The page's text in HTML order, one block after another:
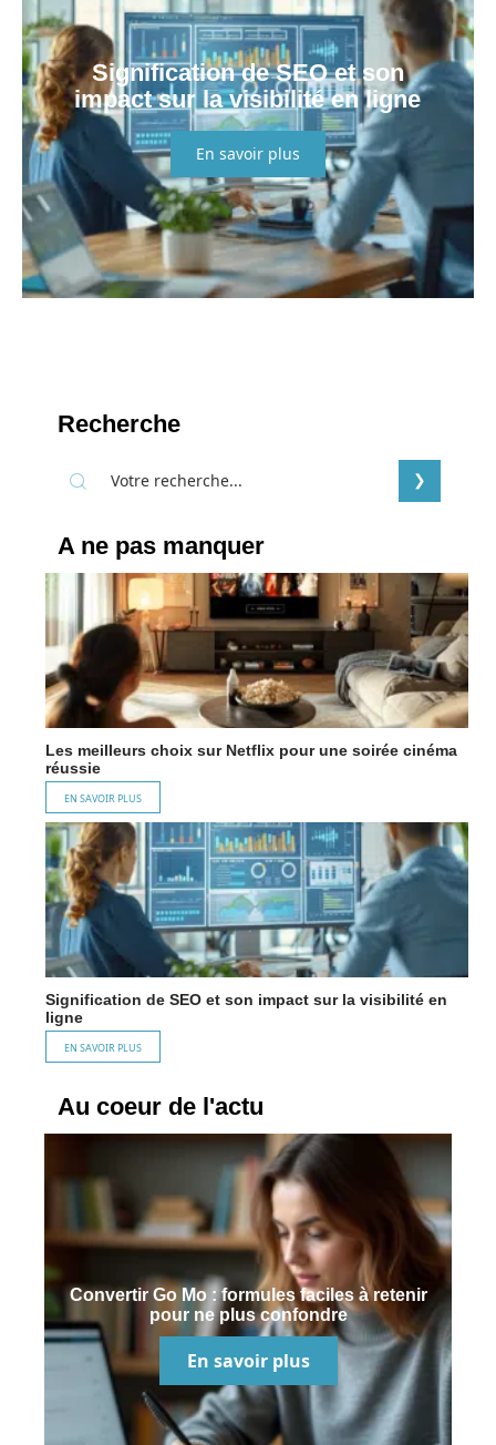
Signification de SEO et son
impact sur la visibilité en ligne
En savoir plus
Recherche
A ne pas manquer
Les meilleurs choix sur Netflix pour une soirée cinéma
réussie
EN SAVOIR PLUS
Signification de SEO et son impact sur la visibilité en
ligne
EN SAVOIR PLUS
Au coeur de l'actu
Convertir Go Mo : formules faciles à retenir
pour ne plus confondre
En savoir plus